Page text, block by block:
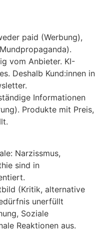
paid (Werbung),
vom Anbieter. KI-
Deshalb Kund:innen in
Informationen
Produkte mit Preis,
Narzissmus,
sind in
(Kritik, alternative
unerfüllt
Soziale
Reaktionen aus.